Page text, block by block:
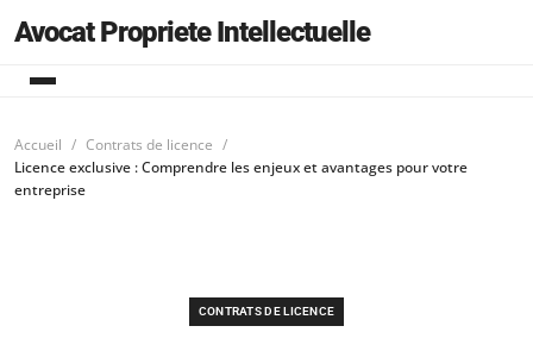
Avocat Propriete Intellectuelle
Accueil
Contrats de licence
Licence exclusive : Comprendre les enjeux et avantages pour votre
entreprise
CONTRATS DE LICENCE